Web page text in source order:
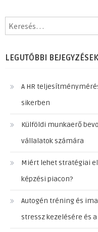
LEGUTÓBBI BEJEGYZÉSEK
A HR
sikerben
Külföldi munkaerő
vállalatok számára
Miért lehet stratégiai
képzési piacon?
Autogén tréning és
stressz kezelésére és